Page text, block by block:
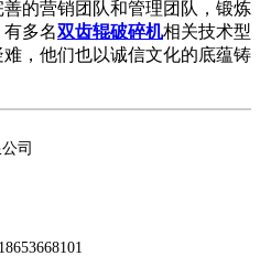
的营销团队和管理团队，锻炼
多名双齿辊破碎机相关技术型
，他们也以诚信文化的底蕴铸
司